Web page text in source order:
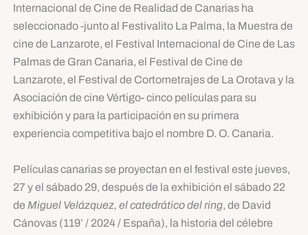
Internacional de Cine de Realidad de Canarias ha
seleccionado -junto al Festivalito La Palma, la Muestra de
cine de Lanzarote, el Festival Internacional de Cine de Las
Palmas de Gran Canaria, el Festival de Cine de
Lanzarote, el Festival de Cortometrajes de La Orotava y la
Asociación de cine Vértigo- cinco películas para su
exhibición y para la participación en su primera
experiencia competitiva bajo el nombre D. O. Canaria.
Películas canarias se proyectan en el festival este jueves,
27 y el sábado 29, después de la exhibición el sábado 22
de Miguel Velázquez, el catedrático del ring, de David
Cánovas (119’ / 2024 / España), la historia del célebre